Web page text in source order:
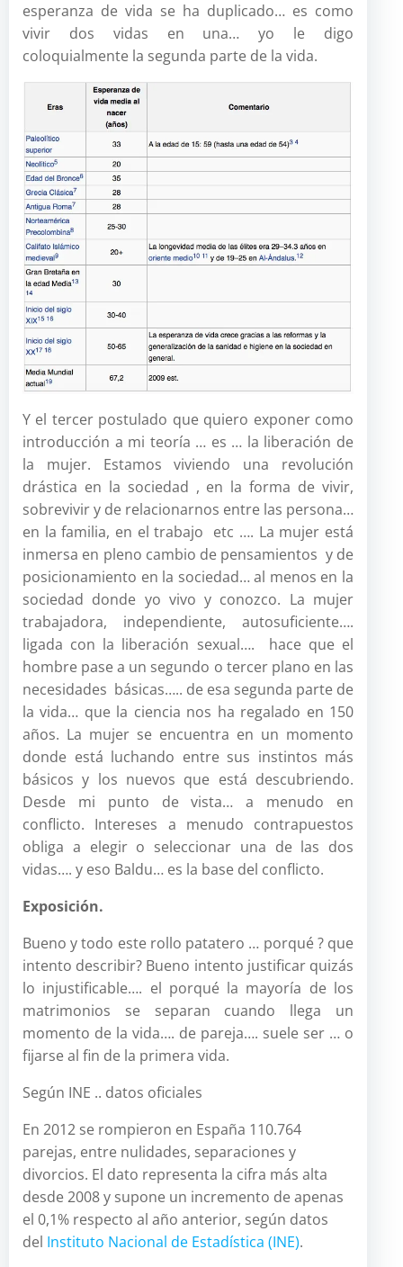
esperanza de vida se ha duplicado… es como
vivir dos vidas en una… yo le digo
coloquialmente la segunda parte de la vida.
Y el tercer postulado que quiero exponer como
introducción a mi teoría … es … la liberación de
la mujer. Estamos viviendo una revolución
drástica en la sociedad , en la forma de vivir,
sobrevivir y de relacionarnos entre las persona…
en la familia, en el trabajo etc …. La mujer está
inmersa en pleno cambio de pensamientos y de
posicionamiento en la sociedad… al menos en la
sociedad donde yo vivo y conozco. La mujer
trabajadora, independiente, autosuficiente….
ligada con la liberación sexual…. hace que el
hombre pase a un segundo o tercer plano en las
necesidades básicas….. de esa segunda parte de
la vida… que la ciencia nos ha regalado en 150
años. La mujer se encuentra en un momento
donde está luchando entre sus instintos más
básicos y los nuevos que está descubriendo.
Desde mi punto de vista… a menudo en
conflicto. Intereses a menudo contrapuestos
obliga a elegir o seleccionar una de las dos
vidas…. y eso Baldu… es la base del conflicto.
Exposición.
Bueno y todo este rollo patatero … porqué ? que
intento describir? Bueno intento justificar quizás
lo injustificable…. el porqué la mayoría de los
matrimonios se separan cuando llega un
momento de la vida…. de pareja…. suele ser … o
fijarse al fin de la primera vida.
Según INE .. datos oficiales
En 2012 se rompieron en España 110.764
parejas, entre nulidades, separaciones y
divorcios. El dato representa la cifra más alta
desde 2008 y supone un incremento de apenas
el 0,1% respecto al año anterior, según datos
del Instituto Nacional de Estadística (INE).